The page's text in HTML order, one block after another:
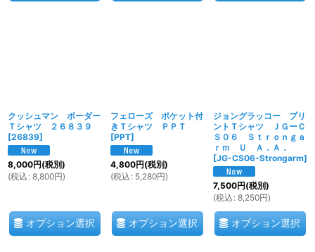
クッシュマン ボーダー
Ｔシャツ ２６８３９
[26839]
8,000円(税別)
(税込 : 8,800円)
オプション選択
フェローズ ポケット付
きＴシャツ ＰＰＴ
[PPT]
4,800円(税別)
(税込 : 5,280円)
オプション選択
ジョングラッコー プリ
ントＴシャツ ＪＧーＣ
Ｓ０６ Ｓｔｒｏｎｇａ
ｒｍ Ｕ Ａ．Ａ．
[JG-CS06-Strongarm]
7,500円(税別)
(税込 : 8,250円)
オプション選択